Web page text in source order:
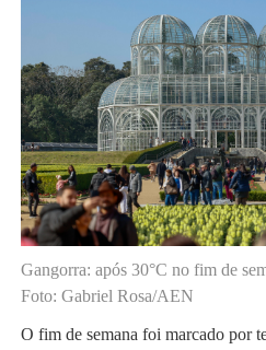
Gangorra: após 30°C no fim de
Foto: Gabriel Rosa/AEN
O fim de semana foi marcado por